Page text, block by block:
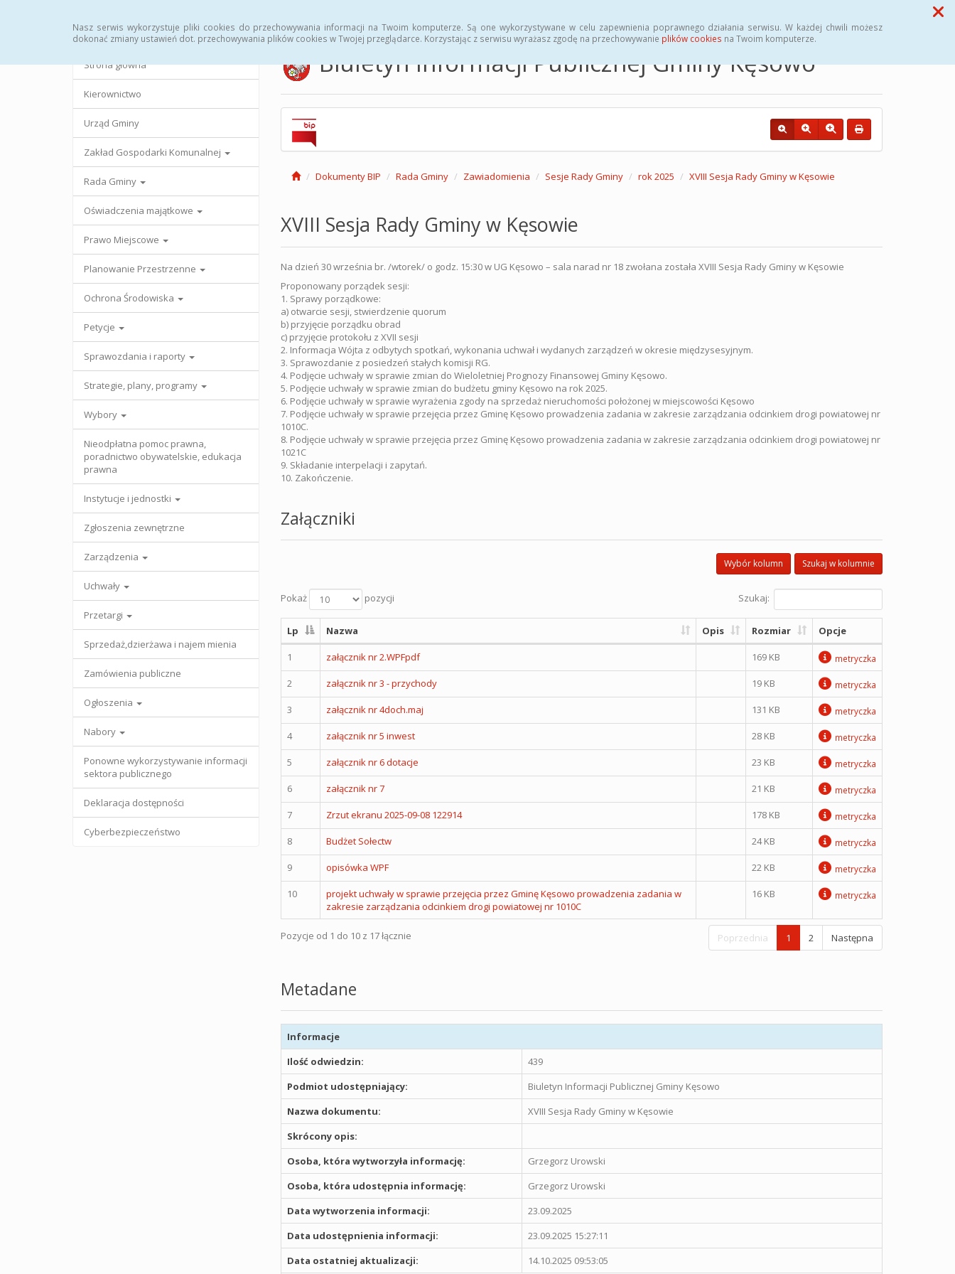
Nasz serwis wykorzystuje pliki cookies do przechowywania informacji na Twoim komputerze. Są one wykorzystywane w celu zapewnienia poprawnego działania serwisu. W każdej chwili możesz
dokonać zmiany ustawień dot. przechowywania plików cookies w Twojej przeglądarce. Korzystając z serwisu wyrażasz zgodę na przechowywanie plików cookies na Twoim komputerze.
Strona główna
Kierownictwo
Urząd Gminy
Zakład Gospodarki Komunalnej
Rada Gminy
Oświadczenia majątkowe
Prawo Miejscowe
Planowanie Przestrzenne
Ochrona Środowiska
Petycje
Sprawozdania i raporty
Strategie, plany, programy
Wybory
Nieodpłatna pomoc prawna,
poradnictwo obywatelskie, edukacja
prawna
Instytucje i jednostki
Zgłoszenia zewnętrzne
Zarządzenia
Uchwały
Przetargi
Sprzedaż,dzierżawa i najem mienia
Zamówienia publiczne
Ogłoszenia
Nabory
Ponowne wykorzystywanie informacji
sektora publicznego
Deklaracja dostępności
Cyberbezpieczeństwo
Biuletyn Informacji Publicznej Gminy Kęsowo
Dokumenty BIP Rada Gminy Zawiadomienia Sesje Rady Gminy rok 2025 XVIII Sesja Rady Gminy w Kęsowie
XVIII Sesja Rady Gminy w Kęsowie
Na dzień 30 września br. /wtorek/ o godz. 15:30 w UG Kęsowo – sala narad nr 18 zwołana została XVIII Sesja Rady Gminy w Kęsowie
Proponowany porządek sesji:
1. Sprawy porządkowe:
a) otwarcie sesji, stwierdzenie quorum
b) przyjęcie porządku obrad
c) przyjęcie protokołu z XVII sesji
2. Informacja Wójta z odbytych spotkań, wykonania uchwał i wydanych zarządzeń w okresie międzysesyjnym.
3. Sprawozdanie z posiedzeń stałych komisji RG.
4. Podjęcie uchwały w sprawie zmian do Wieloletniej Prognozy Finansowej Gminy Kęsowo.
5. Podjęcie uchwały w sprawie zmian do budżetu gminy Kęsowo na rok 2025.
6. Podjęcie uchwały w sprawie wyrażenia zgody na sprzedaż nieruchomości położonej w miejscowości Kęsowo
7. Podjęcie uchwały w sprawie przejęcia przez Gminę Kęsowo prowadzenia zadania w zakresie zarządzania odcinkiem drogi powiatowej nr
1010C.
8. Podjęcie uchwały w sprawie przejęcia przez Gminę Kęsowo prowadzenia zadania w zakresie zarządzania odcinkiem drogi powiatowej nr
1021C
9. Składanie interpelacji i zapytań.
10. Zakończenie.
Załączniki
Szukaj w kolumnie
Wybór kolumn
Pokaż pozycji Szukaj:
Lp Nazwa Opis Rozmiar Opcje
1 załącznik nr 2.WPFpdf 169 KB metryczka
2 załącznik nr 3 - przychody 19 KB metryczka
3 załącznik nr 4doch.maj 131 KB metryczka
4 załącznik nr 5 inwest 28 KB metryczka
5 załącznik nr 6 dotacje 23 KB metryczka
6 załącznik nr 7 21 KB metryczka
7 Zrzut ekranu 2025-09-08 122914 178 KB metryczka
8 Budżet Sołectw 24 KB metryczka
9 opisówka WPF 22 KB metryczka
10
projekt uchwały w sprawie przejęcia przez Gminę Kęsowo prowadzenia zadania w
zakresie zarządzania odcinkiem drogi powiatowej nr 1010C
16 KB metryczka
Pozycje od 1 do 10 z 17 łącznie Poprzednia 1 2 Następna
Metadane
Informacje
Ilość odwiedzin:
439
Podmiot udostępniający:
Biuletyn Informacji Publicznej Gminy Kęsowo
Nazwa dokumentu:
XVIII Sesja Rady Gminy w Kęsowie
Skrócony opis:
Osoba, która wytworzyła informację:
Grzegorz Urowski
Osoba, która udostępnia informację:
Grzegorz Urowski
Data wytworzenia informacji:
23.09.2025
Data udostępnienia informacji:
23.09.2025 15:27:11
Data ostatniej aktualizacji:
14.10.2025 09:53:05